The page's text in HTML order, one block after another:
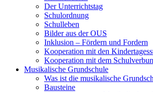
Der Unterrichtstag
Schulordnung
Schulleben
Bilder aus der OUS
Inklusion – Fördern und Fordern
Kooperation mit den
Kooperation mit dem
Musikalische Grundschule
Was ist die musikalische
Bausteine